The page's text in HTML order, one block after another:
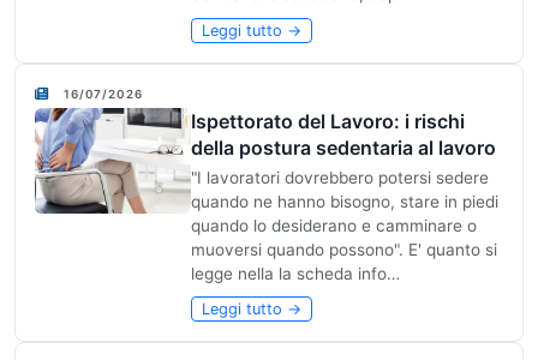
Leggi tutto →
16/07/2026
Ispettorato del Lavoro: i rischi
della postura sedentaria al lavoro
"I lavoratori dovrebbero potersi sedere
quando ne hanno bisogno, stare in piedi
quando lo desiderano e camminare o
muoversi quando possono". E' quanto si
legge nella la scheda info…
Leggi tutto →